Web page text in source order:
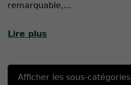
remarquable,...
Lire plus
Afficher les sous-catégories